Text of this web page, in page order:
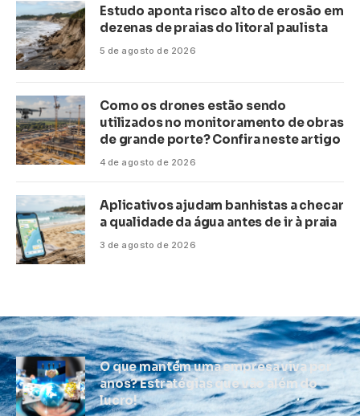
Estudo aponta risco alto de erosão em
dezenas de praias do litoral paulista
5 de agosto de 2026
Como os drones estão sendo
utilizados no monitoramento de obras
de grande porte? Confira neste artigo
4 de agosto de 2026
Aplicativos ajudam banhistas a checar
a qualidade da água antes de ir à praia
3 de agosto de 2026
O que mantém uma empresa viva por
anos? Estratégias que vão além do
lucro!